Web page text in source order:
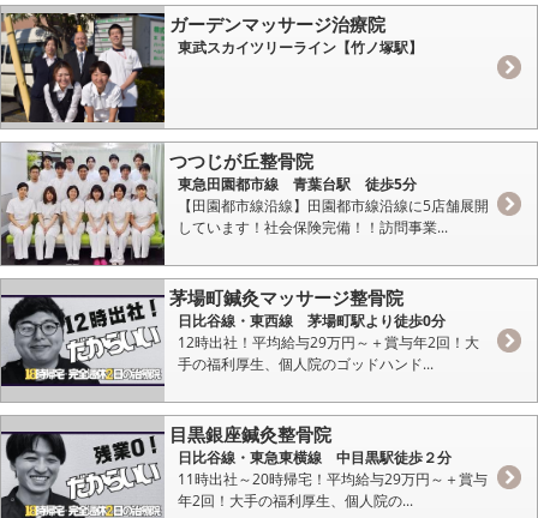
ガーデンマッサージ治療院
東武スカイツリーライン【竹ノ塚駅】
つつじが丘整骨院
東急田園都市線 青葉台駅 徒歩5分
【田園都市線沿線】田園都市線沿線に5店舗展開
しています！社会保険完備！！訪問事業...
茅場町鍼灸マッサージ整骨院
日比谷線・東西線 茅場町駅より徒歩0分
12時出社！平均給与29万円～＋賞与年2回！大
手の福利厚生、個人院のゴッドハンド...
目黒銀座鍼灸整骨院
日比谷線・東急東横線 中目黒駅徒歩２分
11時出社～20時帰宅！平均給与29万円～＋賞与
年2回！大手の福利厚生、個人院の...